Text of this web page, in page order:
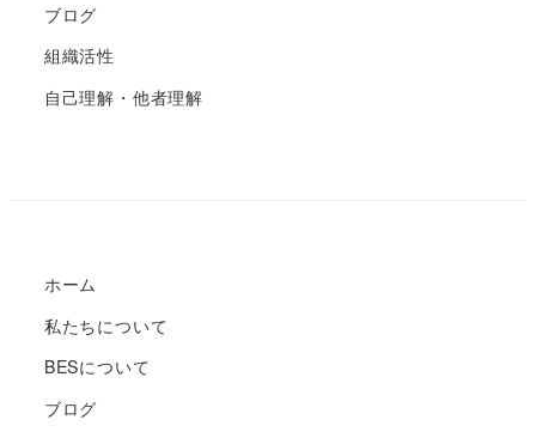
ブログ
組織活性
自己理解・他者理解
ホーム
私たちについて
BESについて
ブログ